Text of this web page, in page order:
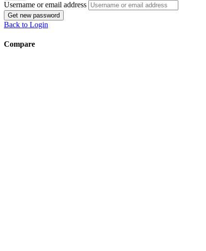
Username or email address
Get new password
Back to Login
Compare